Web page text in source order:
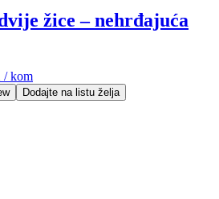
žice – nehrđajuća
/ kom
Dodajte na listu želja